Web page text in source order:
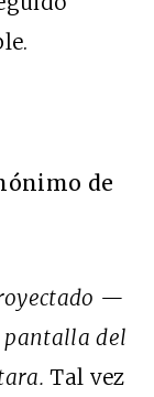
de
—
del
Tal vez